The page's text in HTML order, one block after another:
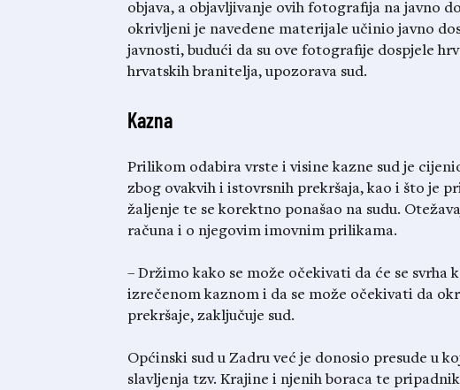
objava, a objavljivanje ovih fotografija na javno
okrivljeni je navedene materijale učinio javno
javnosti, budući da su ove fotografije dospjele
hrvatskih branitelja, upozorava sud.
Kazna
Prilikom odabira vrste i visine kazne sud je
zbog ovakvih i istovrsnih prekršaja, kao i što je
žaljenje te se korektno ponašao na sudu.
računa i o njegovim imovnim prilikama.
– Držimo kako se može očekivati da će se svrha
izrečenom kaznom i da se može očekivati da
prekršaje, zaključuje sud.
Općinski sud u Zadru već je donosio presude u
slavljenja tzv. Krajine i njenih boraca te